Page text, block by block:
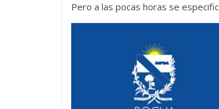
Pero a las pocas horas se